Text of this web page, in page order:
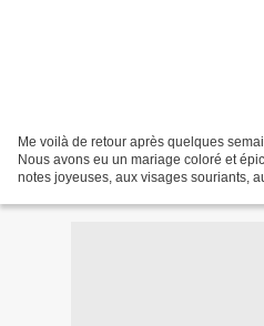
Me voilà de retour après quelques
Nous avons eu un mariage coloré et
notes joyeuses, aux visages souriants,